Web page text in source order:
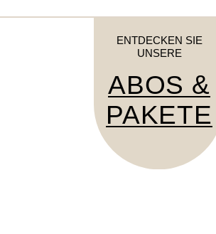
ENTDECKEN SIE
UNSERE
ABOS &
PAKETE